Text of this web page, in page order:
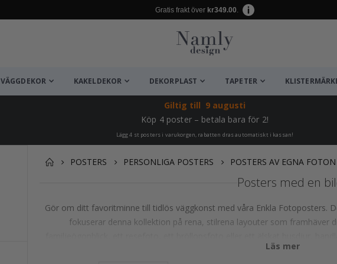
Gratis frakt över kr349.00.
VÄGGDEKOR KAKELDEKOR DEKORPLAST TAPETER
Giltig till 9 augusti
Köp 4 poster – betala bara för 2!
Lägg 4 st posters i varukorgen, rabatten dras automatiskt i kassan!
POSTERS PERSONLIGA POSTERS POSTERS AV EGNA FOTON
Posters med en
Gör om ditt favoritminne till tidlös väggkonst med våra Enkla Fotoposters.
fokuserar denna kollektion på rena, stilrena layouter som
vacker, högkvalitativ utskrift. Välj bland minimalistiska designer, moderna
Läs mer